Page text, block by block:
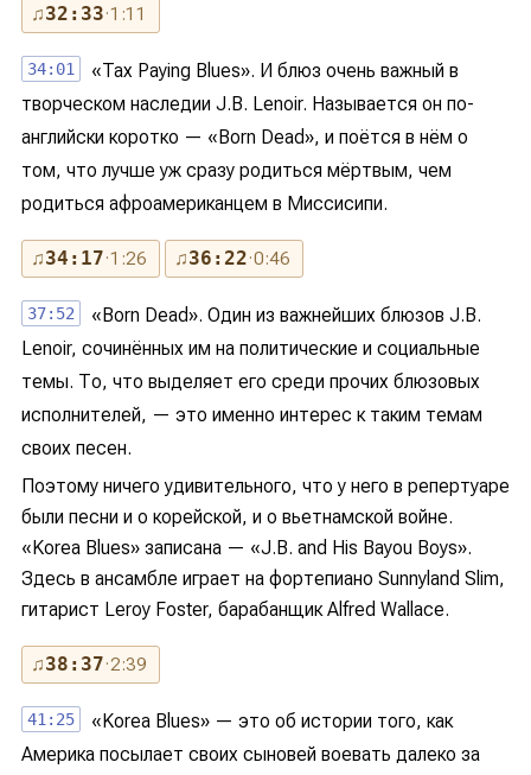
♫32:33· 1:11
34:01
«Tax Paying Blues». И блюз очень важный в
творческом наследии J.B. Lenoir. Называется он по-
английски коротко — «Born Dead», и поётся в нём о
том, что лучше уж сразу родиться мёртвым, чем
родиться афроамериканцем в Миссисипи.
♫34:17· 1:26 ♫36:22· 0:46
37:52
«Born Dead». Один из важнейших блюзов J.B.
Lenoir, сочинённых им на политические и социальные
темы. То, что выделяет его среди прочих блюзовых
исполнителей, — это именно интерес к таким темам
своих песен.
Поэтому ничего удивительного, что у него в репертуаре
были песни и о корейской, и о вьетнамской войне.
«Korea Blues» записана — «J.B. and His Bayou Boys».
Здесь в ансамбле играет на фортепиано Sunnyland Slim,
гитарист Leroy Foster, барабанщик Alfred Wallace.
♫38:37· 2:39
41:25
«Korea Blues» — это об истории того, как
Америка посылает своих сыновей воевать далеко за